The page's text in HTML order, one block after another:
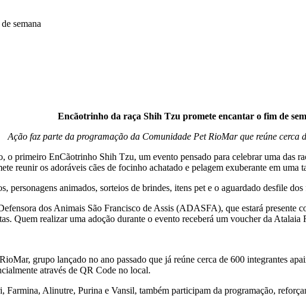
Encãotrinho da raça Shih Tzu promete encantar o fim de
Ação faz parte da programação da Comunidade Pet RioMar que reúne cerca
primeiro EnCãotrinho Shih Tzu, um evento pensado para celebrar uma das
reunir os adoráveis cães de focinho achatado e pelagem exuberante em
personagens animados, sorteios de brindes, itens pet e o aguardado desfile
dos Animais São Francisco de Assis (ADASFA), que estará presente
Quem realizar uma adoção durante o evento receberá um voucher da Atalaia
grupo lançado no ano passado que já reúne cerca de 600 integrantes
através de QR Code no local.
Alinutre, Purina e Vansil, também participam da programação,